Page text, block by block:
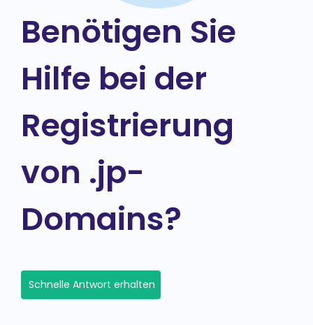
Benötigen Sie
Hilfe bei der
Registrierung
von .jp-
Domains?
Schnelle Antwort erhalten